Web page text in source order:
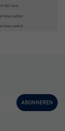
ABONNEREN